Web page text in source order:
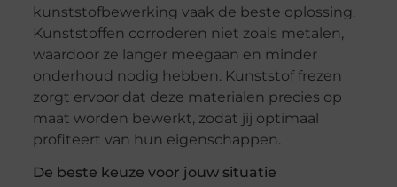
kunststofbewerking vaak de beste oplossing.
Kunststoffen corroderen niet zoals metalen,
waardoor ze langer meegaan en minder
onderhoud nodig hebben. Kunststof frezen
zorgt ervoor dat deze materialen precies op
maat worden bewerkt, zodat jij optimaal
profiteert van hun eigenschappen.
De beste keuze voor jouw situatie